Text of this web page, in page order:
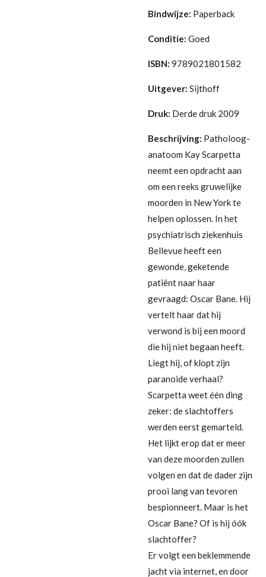
Bindwijze: Paperback
Conditie: Goed
ISBN: 9789021801582
Uitgever: Sijthoff
Druk: Derde druk 2009
Beschrijving: Patholoog-
anatoom Kay Scarpetta
neemt een opdracht aan
om een reeks gruwelijke
moorden in New York te
helpen oplossen. In het
psychiatrisch ziekenhuis
Bellevue heeft een
gewonde, geketende
patiënt naar haar
gevraagd: Oscar Bane. Hij
vertelt haar dat hij
verwond is bij een moord
die hij niet begaan heeft.
Liegt hij, of klopt zijn
paranoide verhaal?
Scarpetta weet één ding
zeker: de slachtoffers
werden eerst gemarteld.
Het lijkt erop dat er meer
van deze moorden zullen
volgen en dat de dader zijn
prooi lang van tevoren
bespionneert. Maar is het
Oscar Bane? Of is hij óók
slachtoffer?
Er volgt een beklemmende
jacht via internet, en door